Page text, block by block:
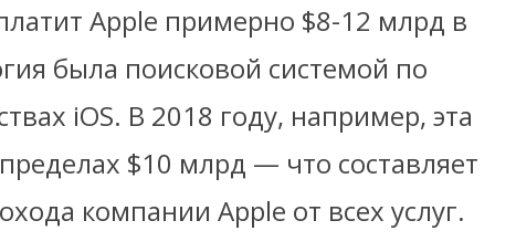
Apple примерно $8-12 млрд в
была поисковой системой по
iOS. В 2018 году, например, эта
$10 млрд — что составляет
компании Apple от всех услуг.